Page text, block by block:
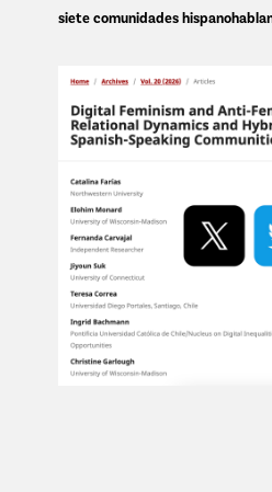
siete comunidades